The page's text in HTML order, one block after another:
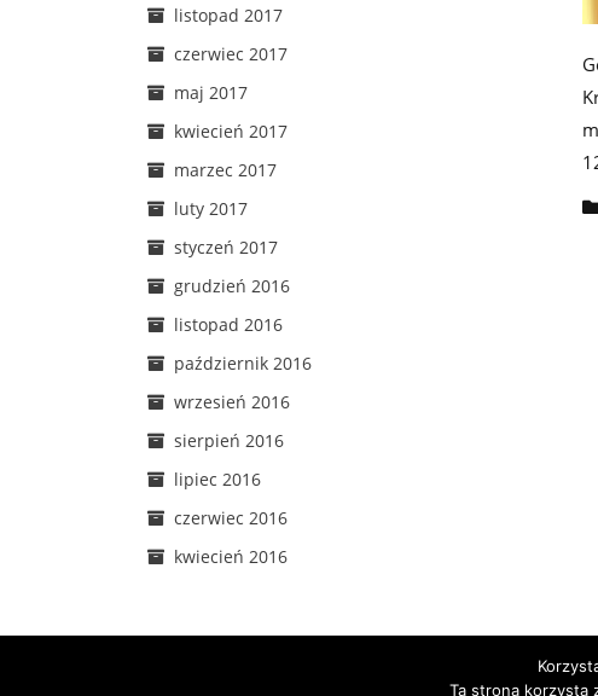
listopad 2017
czerwiec 2017
maj 2017
kwiecień 2017
marzec 2017
luty 2017
styczeń 2017
grudzień 2016
listopad 2016
październik 2016
wrzesień 2016
sierpień 2016
lipiec 2016
czerwiec 2016
kwiecień 2016
Ta strona korzysta